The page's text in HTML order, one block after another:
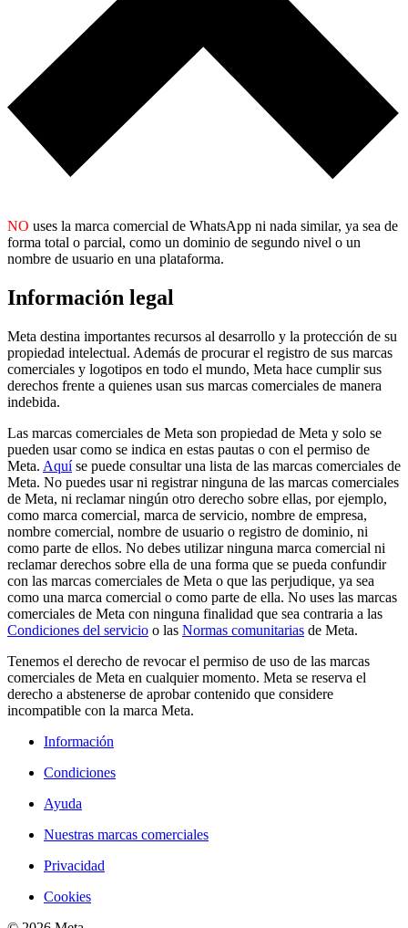
NO uses la marca comercial de WhatsApp ni nada similar, ya sea de
forma total o parcial, como un dominio de segundo nivel o un
nombre de usuario en una plataforma.
Información legal
Meta destina importantes recursos al desarrollo y la protección de su
propiedad intelectual. Además de procurar el registro de sus marcas
comerciales y logotipos en todo el mundo, Meta hace cumplir sus
derechos frente a quienes usan sus marcas comerciales de manera
indebida.
Las marcas comerciales de Meta son propiedad de Meta y solo se
pueden usar como se indica en estas pautas o con el permiso de
Meta. Aquíse puede consultar una lista de las marcas comerciales de
Meta. No puedes usar ni registrar ninguna de las marcas comerciales
de Meta, ni reclamar ningún otro derecho sobre ellas, por ejemplo,
como marca comercial, marca de servicio, nombre de empresa,
nombre comercial, nombre de usuario o registro de dominio, ni
como parte de ellos. No debes utilizar ninguna marca comercial ni
reclamar derechos sobre ella de una forma que se pueda confundir
con las marcas comerciales de Meta o que las perjudique, ya sea
como una marca comercial o como parte de ella. No uses las marcas
comerciales de Meta con ninguna finalidad que sea contraria a las
Condiciones del servicio o las Normas comunitarias de Meta.
Tenemos el derecho de revocar el permiso de uso de las marcas
comerciales de Meta en cualquier momento. Meta se reserva el
derecho a abstenerse de aprobar contenido que considere
incompatible con la marca Meta.
Información
Condiciones
Ayuda
Nuestras marcas comerciales
Privacidad
Cookies